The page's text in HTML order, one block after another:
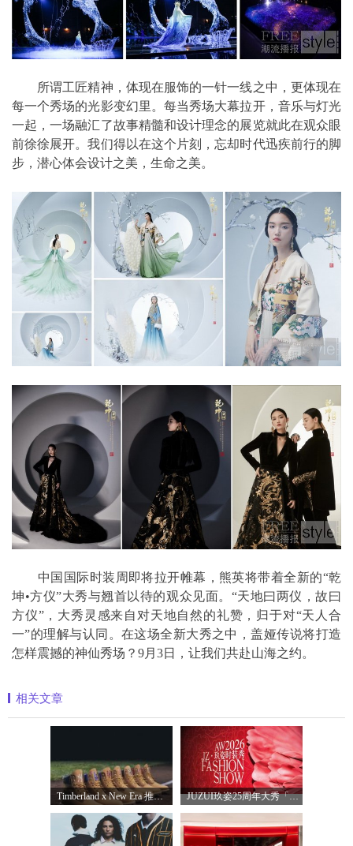
所谓工匠精神，体现在服饰的一针一线之中，更体现在
每一个秀场的光影变幻里。每当秀场大幕拉开，音乐与灯光
一起，一场融汇了故事精髓和设计理念的展览就此在观众眼
前徐徐展开。我们得以在这个片刻，忘却时代迅疾前行的脚
步，潜心体会设计之美，生命之美。
中国国际时装周即将拉开帷幕，熊英将带着全新的“乾
坤•方仪”大秀与翘首以待的观众见面。“天地曰两仪，故曰
方仪”，大秀灵感来自对天地自然的礼赞，归于对“天人合
一”的理解与认同。在这场全新大秀之中，盖娅传说将打造
怎样震撼的神仙秀场？9月3日，让我们共赴山海之约。
相关文章
Timberland x New Era 推出全新联名系列，以经 JUZUI玖姿25周年大秀「循光新生」 光起二